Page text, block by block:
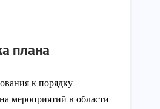
плана
к порядку
мероприятий в области